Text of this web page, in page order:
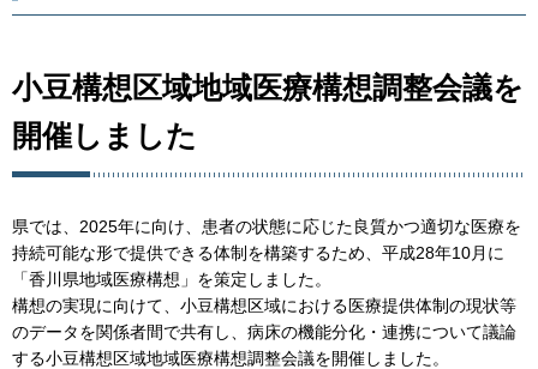
小豆構想区域地域医療構想調整会議を
開催しました
県では、2025年に向け、患者の状態に応じた良質かつ適切な医療を
持続可能な形で提供できる体制を構築するため、平成28年10月に
「香川県地域医療構想」を策定しました。
構想の実現に向けて、小豆構想区域における医療提供体制の現状等
のデータを関係者間で共有し、病床の機能分化・連携について議論
する小豆構想区域地域医療構想調整会議を開催しました。